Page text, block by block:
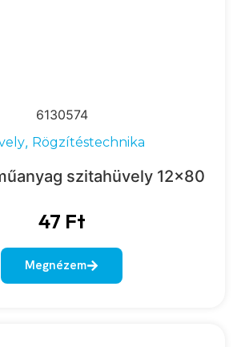
6130574
, Rögzítéstechnika
szitahüvely 12×80
47 Ft
Megnézem